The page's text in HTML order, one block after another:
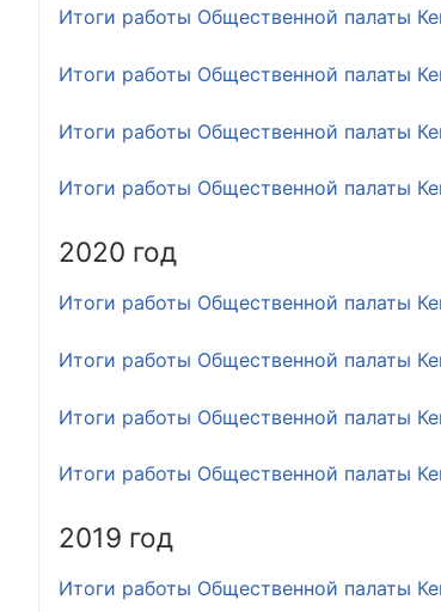
Аппарат ОП КО
УСТАВ ГКУ “АППАРАТ ОП КО”
Доходы руководителя за 2024 г.
Итоги работы Общественной палаты
Итоги работы Общественной палаты
Итоги работы Общественной палаты
Итоги работы Общественной палаты
2020 год
Итоги работы Общественной палаты
Итоги работы Общественной палаты
Итоги работы Общественной палаты
Итоги работы Общественной палаты
2019 год
Итоги работы Общественной палаты